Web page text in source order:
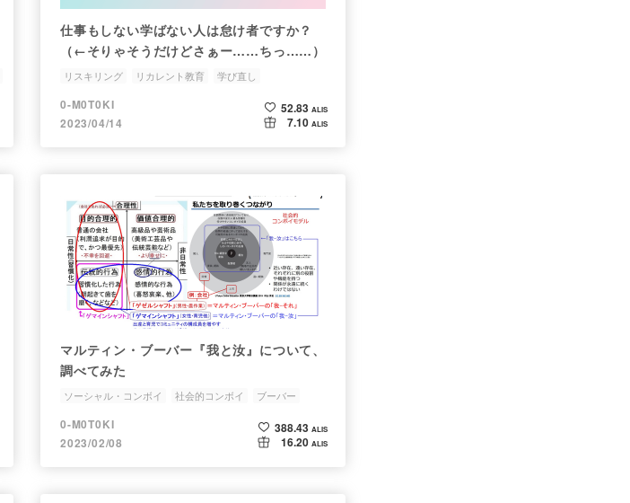
仕事もしない学ばない人は怠け者ですか？
（←そりゃそうだけどさぁー……ちっ……）
リスキリング リカレント教育
学び直し
サードプレイス
0-M0T0KI
2023/04/14
52.83 ALIS
7.10 ALIS
マルティン・ブーバー『我と汝』について、
調べてみた
ソーシャル・コンボイ 社会的コンボイ
ブーバー
テンニース
0-M0T0KI
2023/02/08
388.43 ALIS
16.20 ALIS